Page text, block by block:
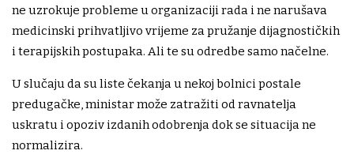
ne uzrokuje probleme u organizaciji rada i ne narušava
medicinski prihvatljivo vrijeme za pružanje dijagnostičkih
i terapijskih postupaka. Ali te su odredbe samo načelne.
U slučaju da su liste čekanja u nekoj bolnici postale
predugačke, ministar može zatražiti od ravnatelja
uskratu i opoziv izdanih odobrenja dok se situacija ne
normalizira.